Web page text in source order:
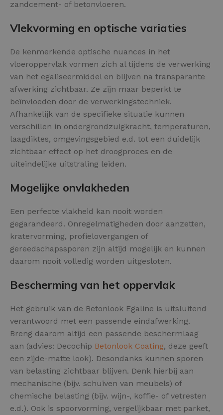
zandcement- of betonvloeren.
Vlekvorming en optische variaties
De kenmerkende optische nuances in het
vloeroppervlak vormen zich al tijdens de verwerking
van het egaliseermiddel en blijven na transparante
afwerking zichtbaar. Ze zijn maar beperkt te
beïnvloeden door de verwerkingstechniek.
Afhankelijk van de specifieke situatie kunnen
verschillen in ondergrondzuigkracht, temperaturen,
laagdiktes, omgevingsgebied e.d. tot een duidelijk
zichtbaar effect op het droogproces en de
uiteindelijke uitstraling leiden.
Mogelijke onvlakheden
Een perfecte vlakheid kan nooit worden
gegarandeerd. Onregelmatigheden door aanzetten,
kratervorming, profielovergangen of
gereedschapssporen zijn altijd mogelijk en kunnen
daarom nooit volledig worden uitgesloten.
Bescherming van het oppervlak
Het gebruik van de Betonlook Egaline is uitsluitend
verantwoord met een passende eindafwerking.
Breng daarom altijd een passende beschermlaag
aan (advies: Decochip Betonlook Coating, deze geeft
een zijde-matte look). Desondanks kunnen sporen
van belasting zichtbaar blijven. Denk hierbij aan
mechanische (bijv. schuiven van meubels) of
chemische belasting (bijv. wijn-, koffie- of vetresten
e.d.). Ook is spoorvorming, vergelijkbaar met parket,